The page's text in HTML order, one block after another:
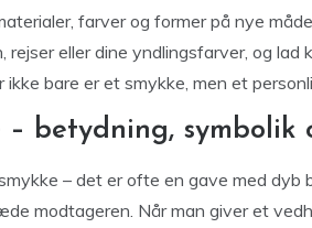
farver og former på nye
rejser eller dine yndlingsfarver, og
bare er et smykke, men et
betydning, symbolik
– det er ofte en gave med dyb
modtageren. Når man giver et